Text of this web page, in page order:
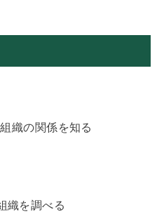
織の関係を知る
織を調べる